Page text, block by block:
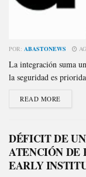
POR: ABASTONEWS
La integración suma
la seguridad es
READ MORE
DÉFICIT DE
ATENCIÓN DE
EARLY